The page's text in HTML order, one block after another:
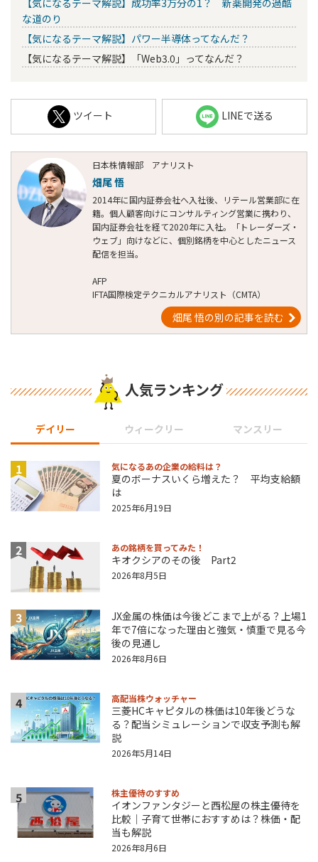
な道のり
【気になるテーマ解説】パワー半導体ってなんだ？
【気になるテーマ解説】「Web3.0」ってなんだ？
ツイート LINEで送る
日本株情報部 アナリスト
畑尾 悟
2014年に国内証券会社へ入社後、リテール営業部に在
籍。個人顧客向けにコンサルティング営業に携わり、
国内証券会社を経て2020年に入社。「トレーダーズ・
ウェブ」向けなどに、個別銘柄を中心としたニュース
配信を担当。
AFP
IFTA国際検定テクニカルアナリスト（CMTA）
畑尾 悟の別の記事を読む
人気ランキング
デイリー ウィークリー マンスリー
1 気になるあの企業の給料は？
夏のボーナスいくら増えた？ 平均支給額
は
2025年6月19日
2 あの銘柄を買ってみた！
キオクシアのその後 Part2
2026年8月5日
3
JX金属の株価は今後どこまで上がる？上場1
年で7倍になった理由と強気・慎重で見る今
後の見通し
2026年8月6日
4 高配当株ウォッチャー
三菱HCキャピタルの株価は10年後どうな
る？配当シミュレーションで収支予測も解
説
2026年5月14日
5 株主優待のすすめ
イオンファンタジーと西松屋の株主優待を
比較｜子育て世帯におすすめは？株価・配
当も解説
2026年8月6日